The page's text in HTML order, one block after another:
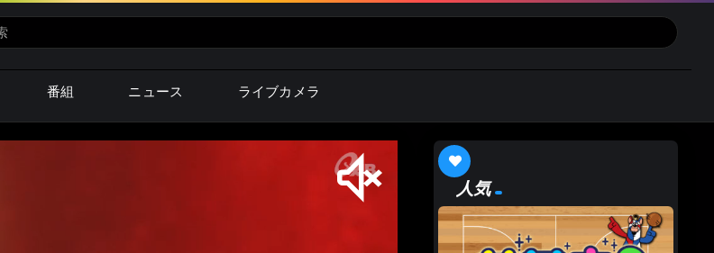
番組 ニュース ライブカメラ
人気